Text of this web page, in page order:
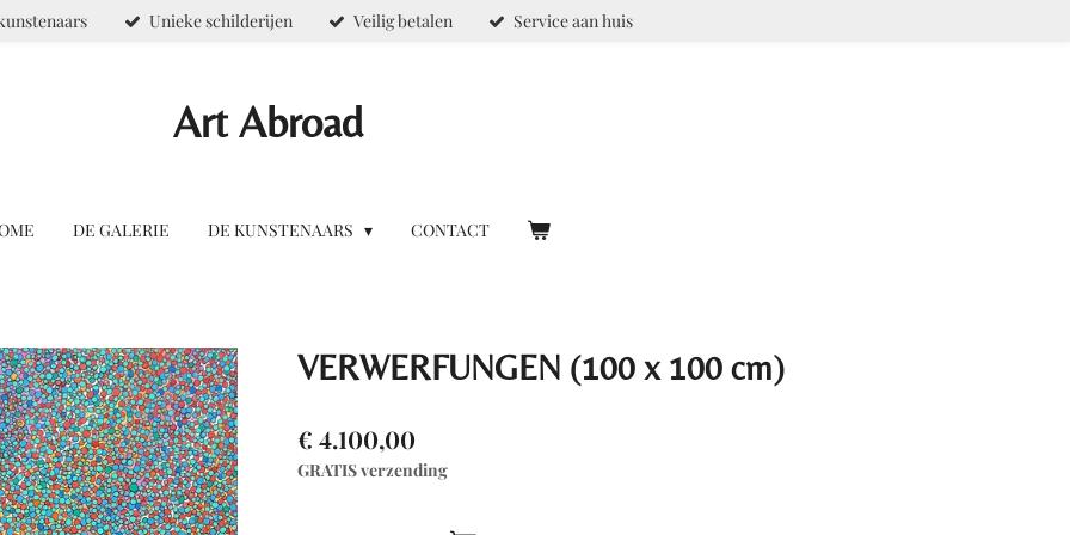
Unieke schilderijen Veilig betalen Service aan huis
Art Abroad
DE GALERIE DE KUNSTENAARS CONTACT
VERWERFUNGEN (100 x 100 cm)
€ 4.100,00
GRATIS verzending